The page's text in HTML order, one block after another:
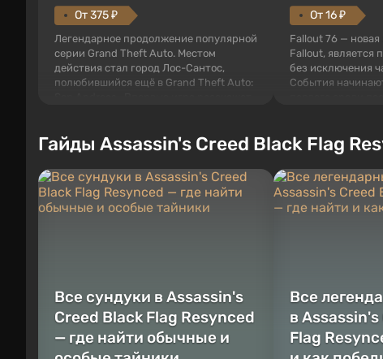
От 375 ₽
Легендарное продолжение популярной
серии Grand Theft Auto. Местом
действия стал город Лос-Сантос,
полюбившийся ещё в Grand Theft Auto:
которыми вы сможете переключаться в
любое время. Жанр и...
От 16 ₽
Fallout 76 — новая
Fallout, является
без исключения
События
как на Америку
Место действия
Гайды Assassin's Creed Black Flag
Все сундуки в Assassin's
Creed Black Flag Resynced
— где найти обычные и
Все
в
Flag